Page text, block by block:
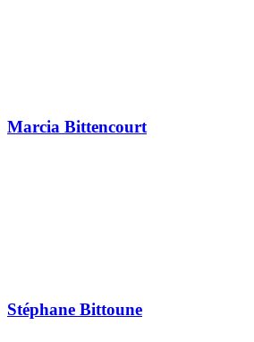
Marcia Bittencourt
Stéphane Bittoune